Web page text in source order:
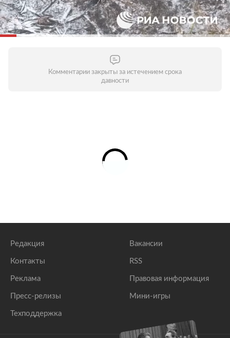
Комментарии закрыты за истечением срока
давности
Редакция
Контакты
Реклама
Пресс-релизы
Техподдержка
Вакансии
RSS
Правовая информация
Мини-игры